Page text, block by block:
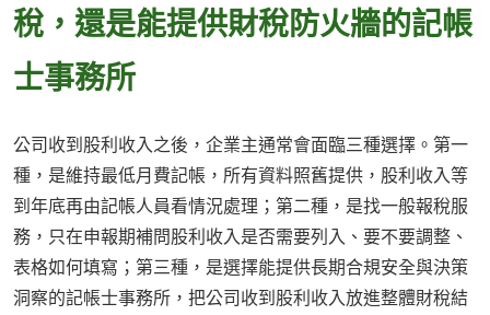
稅，還是能提供財稅防火牆的記帳
士事務所
公司收到股利收入之後，企業主通常會面臨三種選擇。第一
種，是維持最低月費記帳，所有資料照舊提供，股利收入等
到年底再由記帳人員看情況處理；第二種，是找一般報稅服
務，只在申報期補問股利收入是否需要列入、要不要調整、
表格如何填寫；第三種，是選擇能提供長期合規安全與決策
洞察的記帳士事務所，把公司收到股利收入放進整體財稅結